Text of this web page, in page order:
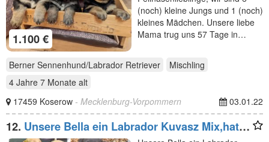
1.100 €
(noch) kleine Jungs und 1 (noch)
kleines Mädchen. Unsere liebe
Mama trug uns 57 Tage in…
Berner Sennenhund/Labrador Retriever
Mischling
4 Jahre 7 Monate alt
17459 Koserow - Mecklenburg-Vorpommern 03.01.22
12. Unsere Bella ein Labrador Kuvasz Mix,hat
am 4.11.21 10